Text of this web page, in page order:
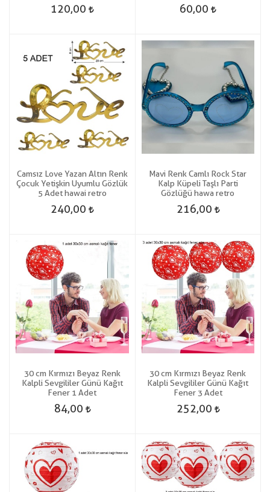
120,00 60,00
Camsız Love Yazan Altın Renk
Çocuk Yetişkin Uyumlu Gözlük
5 Adet hawai retro
240,00
Mavi Renk Camlı Rock Star
Kalp Küpeli Taşlı Parti
Gözlüğü hawa retro
216,00
30 cm Kırmızı Beyaz Renk
Kalpli Sevgililer Günü Kağıt
Fener 1 Adet
84,00
30 cm Kırmızı Beyaz Renk
Kalpli Sevgililer Günü Kağıt
Fener 3 Adet
252,00